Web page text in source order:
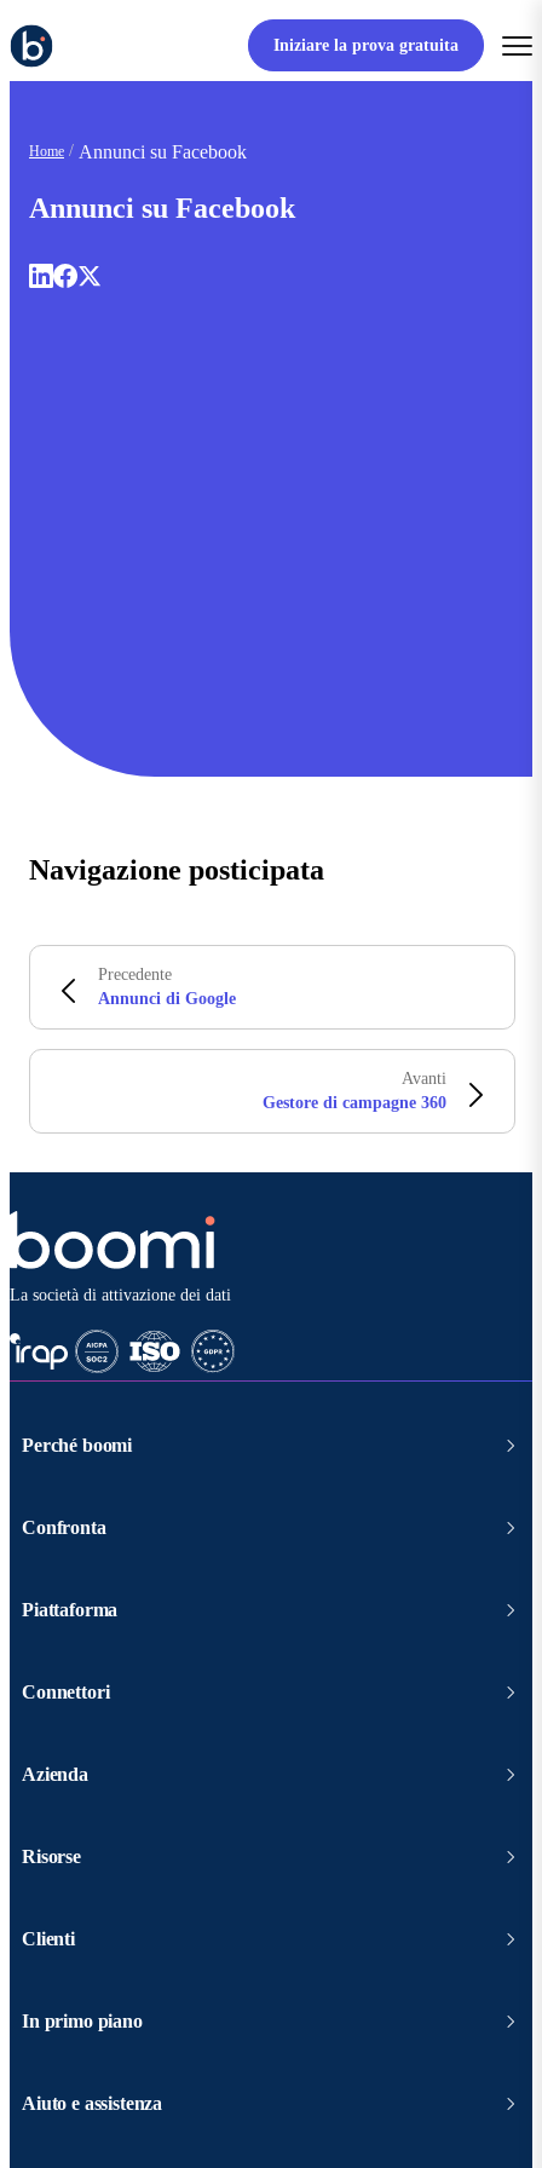
Iniziare la prova gratuita
Home Annunci su Facebook
Annunci su Facebook
Navigazione posticipata
Precedente
Annunci di Google
Avanti
Gestore di campagne 360
La società di attivazione dei dati
Perché boomi
Confronta
Piattaforma
Connettori
Azienda
Risorse
Clienti
In primo piano
Aiuto e assistenza